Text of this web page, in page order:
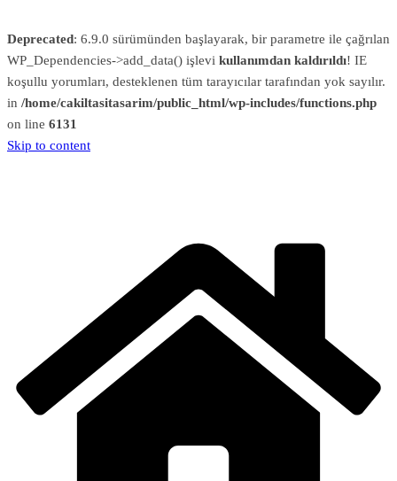
Deprecated: 6.9.0 sürümünden başlayarak, bir parametre ile çağrılan
WP_Dependencies->add_data() işlevi kullanımdan kaldırıldı! IE
koşullu yorumları, desteklenen tüm tarayıcılar tarafından yok sayılır.
in /home/cakiltasitasarim/public_html/wp-includes/functions.php
on line 6131
Skip to content